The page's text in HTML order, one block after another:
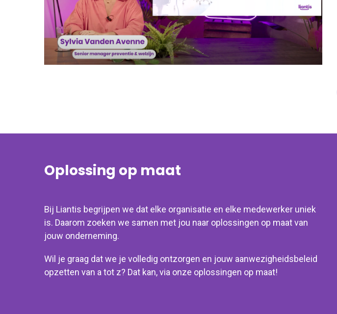
Oplossing op maat
Bij Liantis begrijpen we dat elke organisatie en elke medewerker uniek
is. Daarom zoeken we samen met jou naar oplossingen op maat van
jouw onderneming.
Wil je graag dat we je volledig ontzorgen en jouw aanwezigheidsbeleid
opzetten van a tot z? Dat kan, via onze oplossingen op maat!